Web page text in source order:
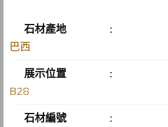
石材產地
:
巴西
展示位置
:
B28
石材編號
: